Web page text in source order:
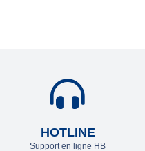
HOTLINE
Support en ligne HB